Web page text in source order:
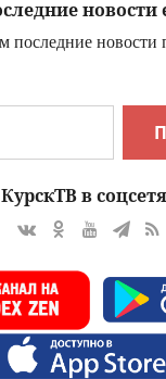
последние новости
КурскТВ в